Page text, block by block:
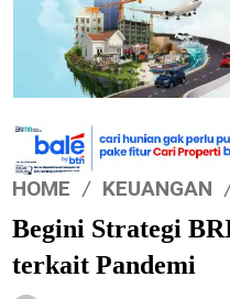
HOME KEUANGAN
Begini Strategi
terkait Pandemi